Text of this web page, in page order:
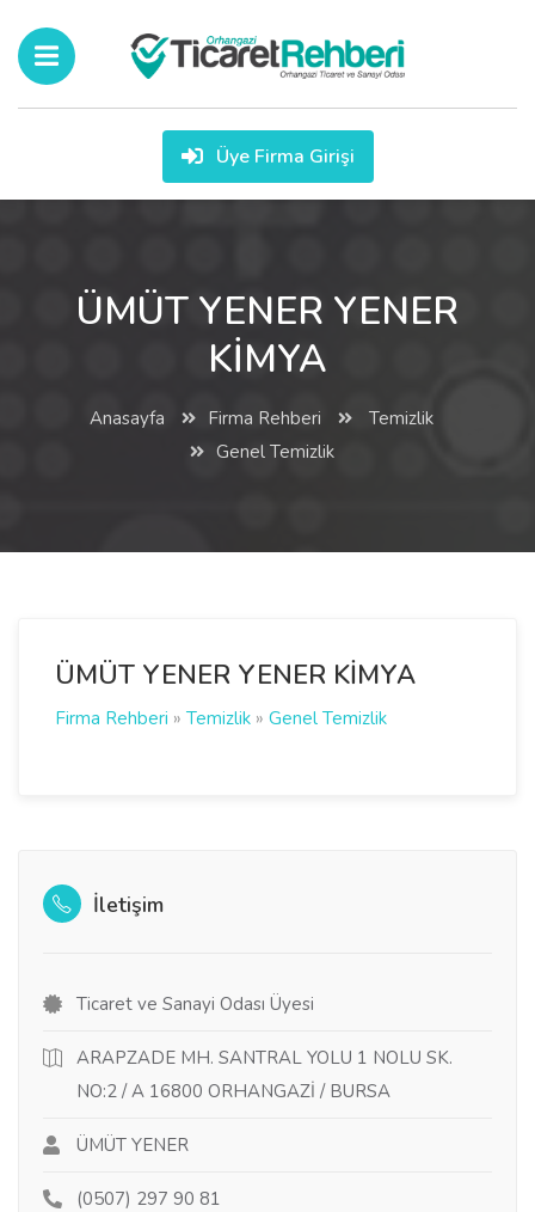
Üye Firma Girişi
ÜMÜT YENER YENER
KİMYA
Anasayfa Firma Rehberi
Temizlik
Genel Temizlik
ÜMÜT YENER YENER KİMYA
Firma Rehberi » Temizlik » Genel Temizlik
İletişim
Ticaret ve Sanayi Odası Üyesi
ARAPZADE MH. SANTRAL YOLU 1 NOLU SK.
NO:2 / A 16800 ORHANGAZİ / BURSA
ÜMÜT YENER
(0507) 297 90 81